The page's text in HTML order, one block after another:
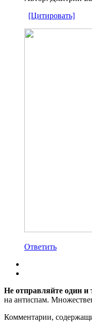
[Цитировать]
Ответить
Не отправляйте один и
на антиспам.
Комментарии,